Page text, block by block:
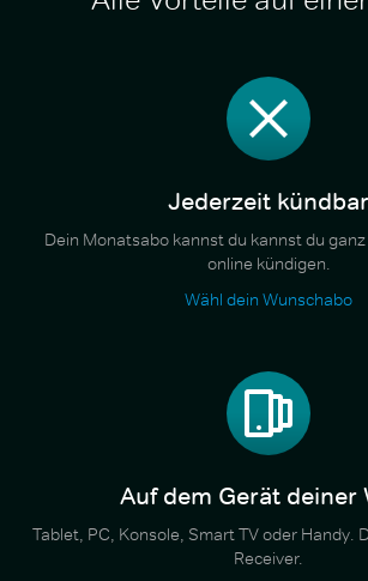
Jederzeit kündbar
Dein Monatsabo kannst du kannst du
online kündigen.
Wähl dein Wunschabo
Auf dem Gerät deiner
Tablet, PC, Konsole, Smart TV oder Handy.
Receiver.